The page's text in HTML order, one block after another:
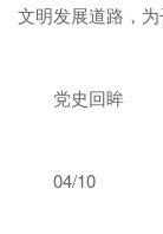
文明发展道路，为
党史回眸
04/10